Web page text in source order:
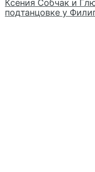
Ксения Собчак и
подтанцовке у